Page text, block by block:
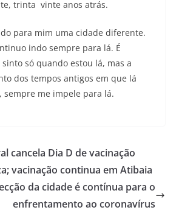
trinta vinte anos atrás.
para mim uma cidade diferente.
indo sempre para lá. É
só quando estou lá, mas a
dos tempos antigos em que lá
sempre me impele para lá.
cancela Dia D de vacinação
vacinação continua em Atibaia
da cidade é contínua para o
enfrentamento ao coronavírus